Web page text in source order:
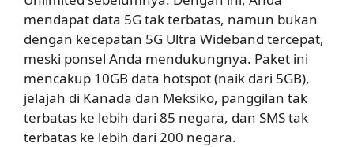
mendapat data 5G tak terbatas, namun bukan
dengan kecepatan 5G Ultra Wideband tercepat,
meski ponsel Anda mendukungnya. Paket ini
mencakup 10GB data hotspot (naik dari 5GB),
jelajah di Kanada dan Meksiko, panggilan tak
terbatas ke lebih dari 85 negara, dan SMS tak
terbatas ke lebih dari 200 negara.